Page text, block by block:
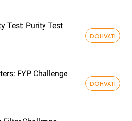
Test: Purity Test
DOHVATI
FYP Challenge
DOHVATI